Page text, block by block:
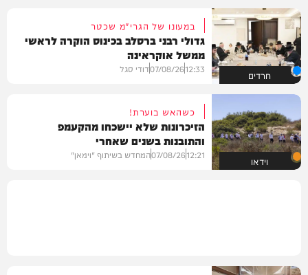
חרדים
במעונו של הגרי"מ שכטר
גדולי רבני ברסלב בכינוס הוקרה לראשי
ממשל אוקראינה
12:33
07/08/26דודי סגל
וידאו
כשהאש בוערת!
הזיכרונות שלא יישכחו מהקעמפ
והתובנות בשנים שאחרי
12:21
07/08/26המחדש בשיתוף "וימאן"